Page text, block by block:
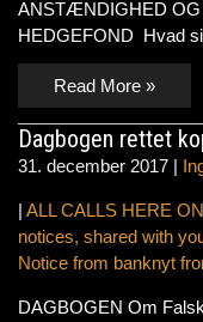
ANSTÆNDIGHED
HEDGEFOND Hvad
Read More »
Dagbogen rettet
31. december 2017 |
| ALL CALLS HERE
notices, shared with
Notice from banknyt
DAGBOGEN Om